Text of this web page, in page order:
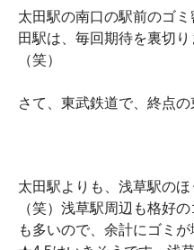
太田駅の南口の駅前のゴ
田駅は、毎回期待を裏切
（笑）
さて、東武鉄道で、終点
太田駅よりも、浅草駅の
（笑）浅草駅周辺も格好
も多いので、余計にゴミ